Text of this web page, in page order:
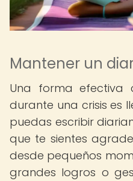
Mantener un
Una forma efectiva
durante una crisis es
puedas escribir
que te sientes
desde pequeños
grandes logros o